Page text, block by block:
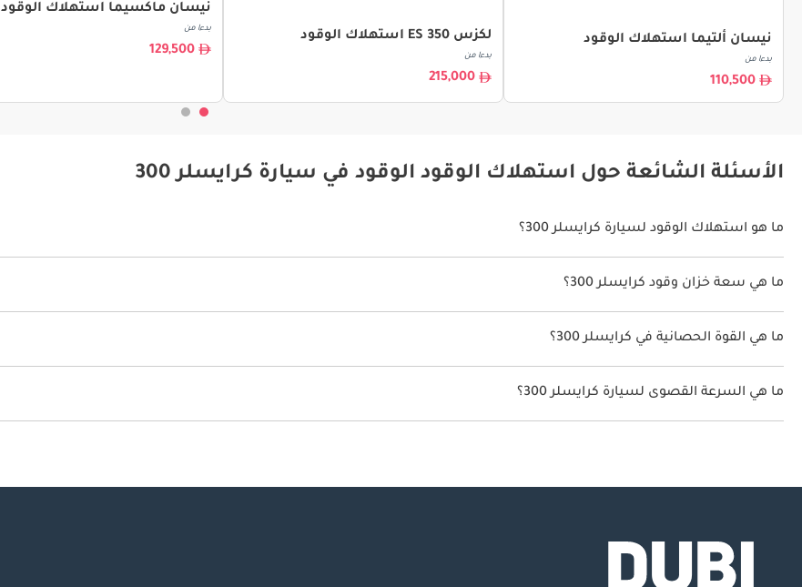
نيسان ألتيما استهلاك الوقود
بدءا من
110,500
لكزس ES 350 استهلاك الوقود
بدءا من
215,000
نيسان ماكسيما استهلاك الوقود
بدءا من
129,500
الأسئلة الشائعة حول استهلاك الوقود الوقود في سيارة كرايسلر 300
ما هو استهلاك الوقود لسيارة كرايسلر 300؟
يتراوح استهلاك الوقود لسيارة كرايسلر 300 بين 7 كم/ليتر - 9 كم/ليتر.
ما هي سعة خزان وقود كرايسلر 300؟
سعة خزان وقود كرايسلر 300 70 ليتر - 72 ليتر.
ما هي القوة الحصانية في كرايسلر 300؟
تنتج كرايسلر 300 قوة 300 حصان - 363 حصان.
ما هي السرعة القصوى لسيارة كرايسلر 300؟
السرعة القصوى لسيارة كرايسلر 300 هي 260 كم/الساعة.